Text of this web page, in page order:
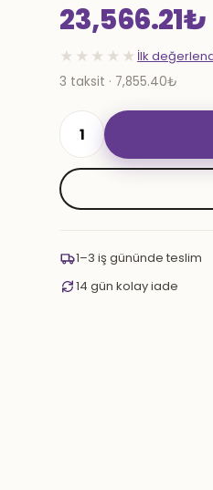
23,566.21₺
★★★★★ İlk
3 taksit · 7,855.40₺
BLADE
BLACK
NARGİLE
TAKIMI
1–3 iş gününde teslim
14 gün kolay iade